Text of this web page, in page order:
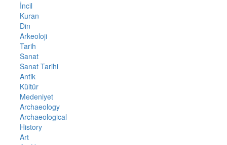
İncil
Kuran
Din
Arkeoloji
Tarih
Sanat
Sanat Tarihi
Antik
Kültür
Medeniyet
Archaeology
Archaeological
History
Art